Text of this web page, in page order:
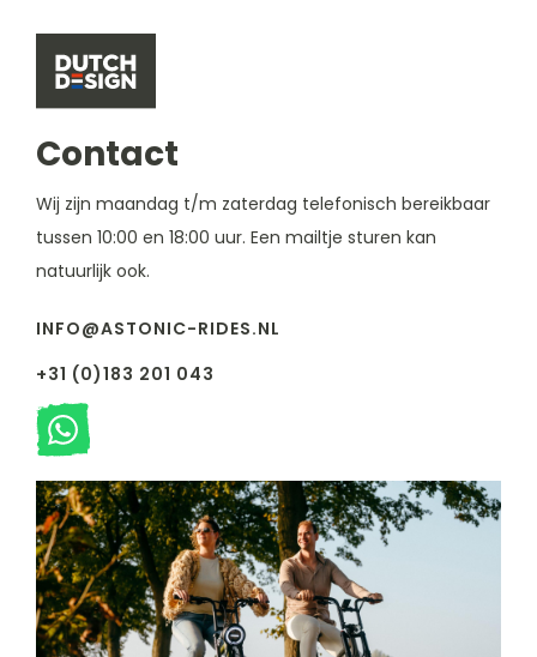
Contact
Wij zijn maandag t/m zaterdag telefonisch bereikbaar
tussen 10:00 en 18:00 uur. Een mailtje sturen kan
natuurlijk ook.
INFO@ASTONIC-RIDES.NL
+31 (0)183 201 043